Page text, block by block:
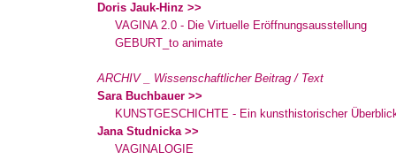
Doris Jauk-Hinz >>
VAGINA 2.0 - Die Virtuelle Eröffnungsausstellung
GEBURT_to animate
ARCHIV _ Wissenschaftlicher Beitrag / Text
Sara Buchbauer >>
KUNSTGESCHICHTE - Ein kunsthistorischer
Jana Studnicka >>
VAGINALOGIE